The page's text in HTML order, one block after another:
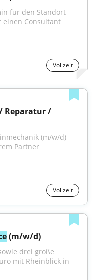
für den Standort
Vollzeit
/ Reparatur /
(m/w/d)
Partner
Vollzeit
(m/w/d)
drei große